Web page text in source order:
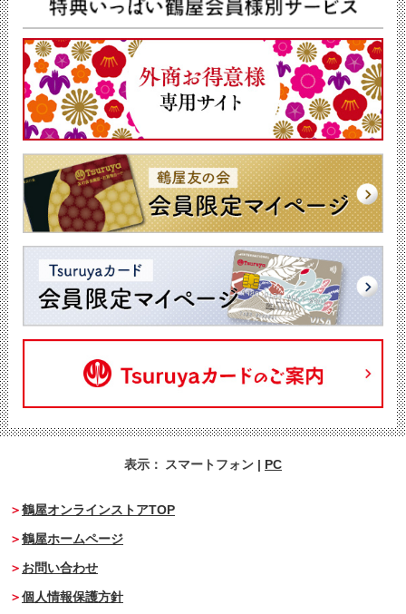
表示： スマートフォン | PC
鶴屋オンラインストアTOP
鶴屋ホームページ
お問い合わせ
個人情報保護方針